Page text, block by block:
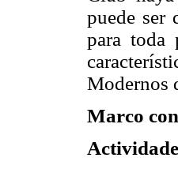
puede ser
para toda
Modernos
Marco